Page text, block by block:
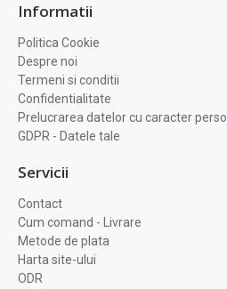
Informatii
Politica Cookie
Despre noi
Termeni si conditii
Confidentialitate
Prelucrarea datelor cu caracter
GDPR - Datele tale
Servicii
Contact
Cum comand - Livrare
Metode de plata
Harta site-ului
ODR